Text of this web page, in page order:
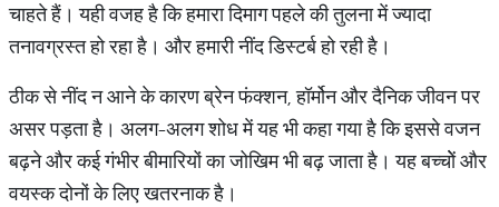
चाहते हैं। यही वजह है कि हमारा दिमाग पहले की तुलना में ज्यादा
तनावग्रस्त हो रहा है। और हमारी नींद डिस्टर्ब हो रही है।
ठीक से नींद न आने के कारण ब्रेन फंक्शन, हॉर्मोन और दैनिक जीवन पर
असर पड़ता है। अलग-अलग शोध में यह भी कहा गया है कि इससे वजन
बढ़ने और कई गंभीर बीमारियों का जोखिम भी बढ़ जाता है। यह बच्चाेें और
वयस्‍क दोनों के लिए खतरनाक है।